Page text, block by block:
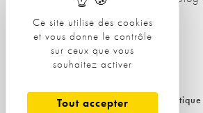
Ce site utilise des cookies
et vous donne le contrôle
sur ceux que vous
souhaitez activer
Tout accepter
L'ObSoCo dans les médias
Contacts
Nous contacter
Politique de cookies